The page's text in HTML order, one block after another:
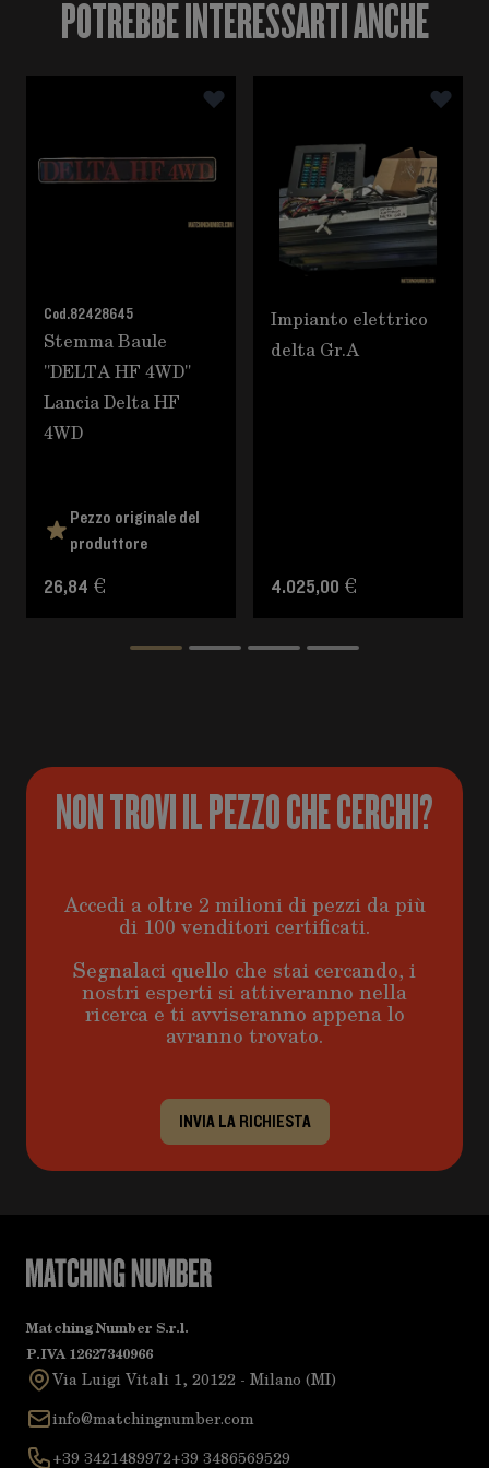
POTREBBE INTERESSARTI ANCHE
È possibile navigare tra gli elementi del carosello
Premere per saltare il carosello
Cod.82428645
Stemma Baule
"DELTA HF 4WD"
Lancia Delta HF
4WD
Pezzo originale del
produttore
26,84 €
Impianto elettrico
delta Gr.A
4.025,00 €
NON TROVI IL PEZZO CHE CERCHI?
Accedi a oltre 2 milioni di pezzi da più
di 100 venditori certificati.
Segnalaci quello che stai cercando, i
nostri esperti si attiveranno nella
ricerca e ti avviseranno appena lo
avranno trovato.
INVIA LA RICHIESTA
Matching Number S.r.l.
P.IVA 12627340966
Via Luigi Vitali 1, 20122 - Milano (MI)
info@matchingnumber.com
+39 3421489972+39 3486569529